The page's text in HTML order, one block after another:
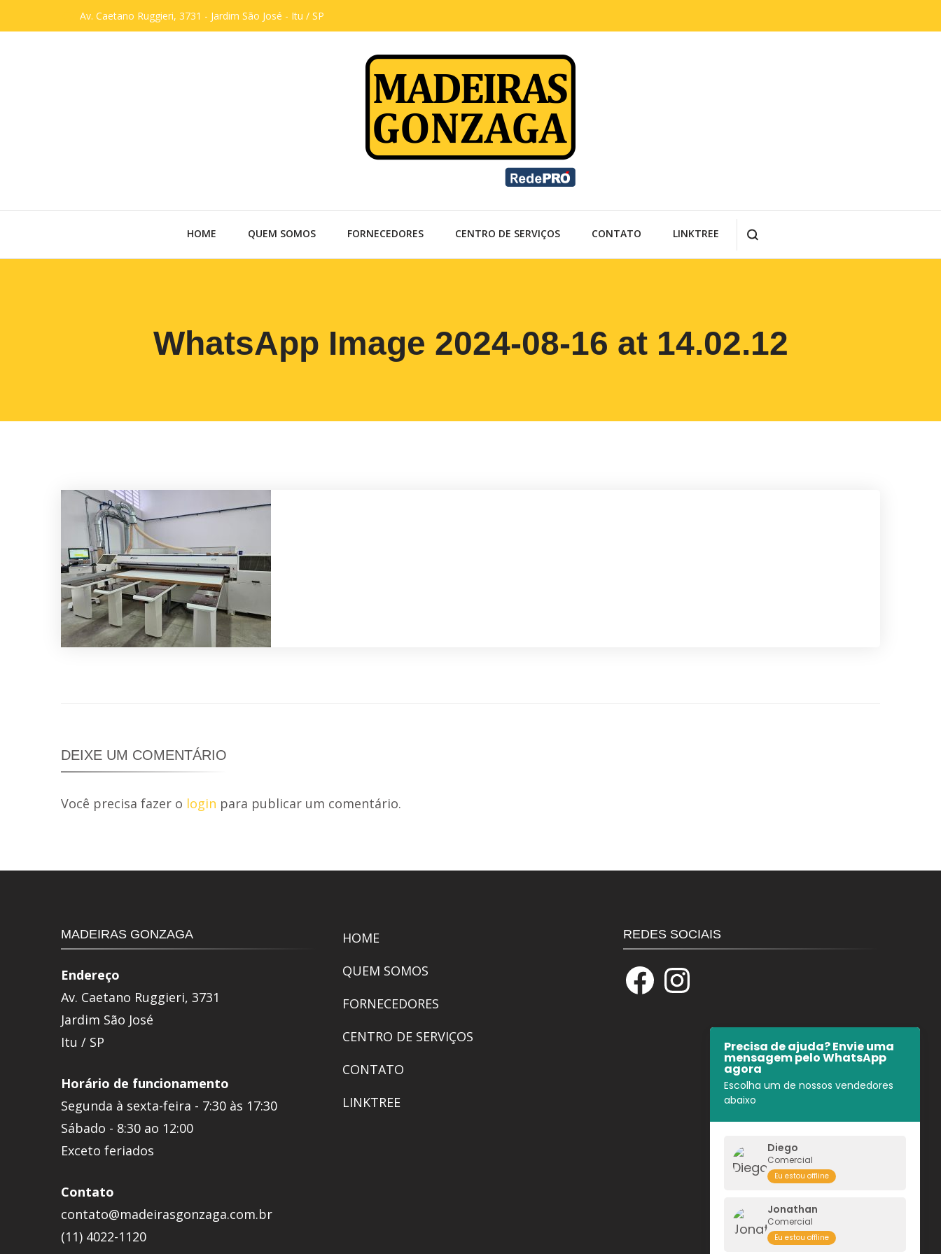
Av. Caetano Ruggieri, 3731 - Jardim São José - Itu / SP
Madeiras Gonzaga
Madeiras e ferragens para marcenaria
HOME QUEM SOMOS FORNECEDORES CENTRO DE SERVIÇOS CONTATO LINKTREE
WhatsApp Image 2024-08-16 at 14.02.12
DEIXE UM COMENTÁRIO
Você precisa fazer o login para publicar um comentário.
MADEIRAS GONZAGA
Endereço
Av. Caetano Ruggieri, 3731
Jardim São José
Itu / SP
Horário de funcionamento
Segunda à sexta-feira - 7:30 às 17:30
Sábado - 8:30 ao 12:00
Exceto feriados
Contato
contato@madeirasgonzaga.com.br
(11) 4022-1120
HOME
QUEM SOMOS
FORNECEDORES
CENTRO DE SERVIÇOS
CONTATO
LINKTREE
REDES SOCIAIS
FacebookInstagram
Precisa de ajuda? Envie uma
mensagem pelo WhatsApp
agora
Escolha um de nossos vendedores
abaixo
Diego
Comercial
Eu estou offline
Jonathan
Comercial
Eu estou offline